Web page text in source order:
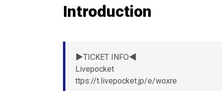
Introduction
▶︎TICKET INFO◀︎
Livepocket
ttps://t.livepocket.jp/e/woxre